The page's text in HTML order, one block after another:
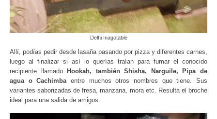
Delhi Inagotable
Allí, podías pedir desde lasaña pasando por pizza y diferentes carnes,
luego al finalizar si así lo querías traían para fumar el conocido
recipiente llamado
Hookah, también Shisha, Narguile, Pipa de
agua o Cachimba entre muchos otros nombres que tiene. Sus
variantes saborizadas de fresa, manzana, mora etc. Resulta el broche
ideal para una salida de amigos.